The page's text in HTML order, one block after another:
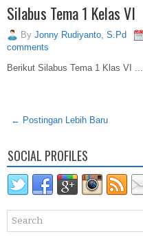
Silabus Tema 1 Kelas VI
By Jonny Rudiyanto, S.Pd
comments
Berikut Silabus Tema 1 Klas VI ...
← Postingan Lebih Baru
SOCIAL PROFILES